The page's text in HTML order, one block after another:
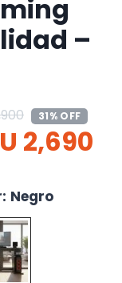
–
31% OFF
2,690
: Negro